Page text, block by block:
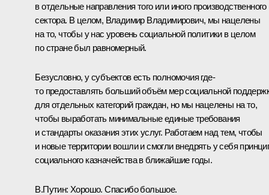
в отдельные направления того или иного производственного
сектора. В целом, Владимир Владимирович, мы нацелены
на то, чтобы у нас уровень социальной политики в целом
по стране был равномерный.
Безусловно, у субъектов есть полномочия где-
то предоставлять больший объём мер социальной
для отдельных категорий граждан, но мы нацелены на то,
чтобы выработать минимальные единые требования
и стандарты оказания этих услуг. Работаем над тем, чтобы
и новые территории вошли и смогли внедрять у себя
социального казначейства в ближайшие годы.
В.Путин: Хорошо. Спасибо большое.